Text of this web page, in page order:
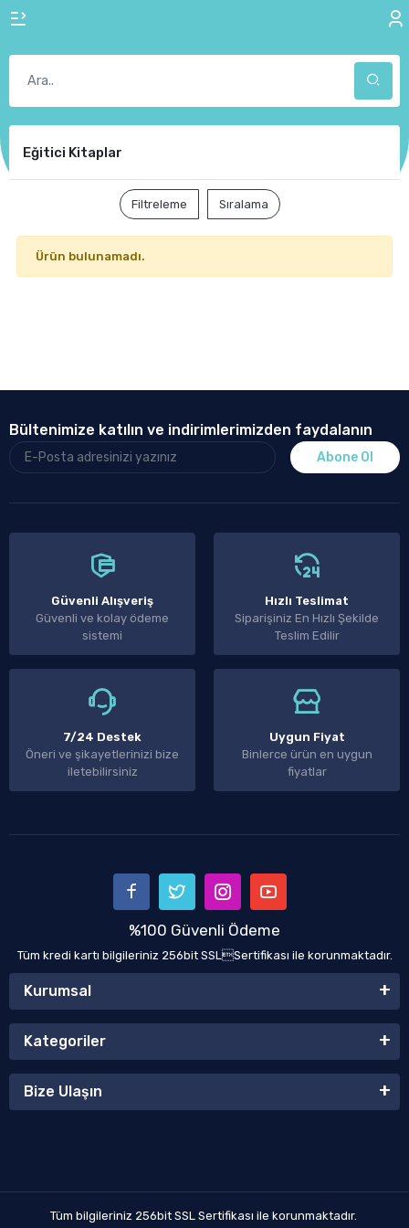
Eğitici Kitaplar
Filtreleme Sıralama
Ürün bulunamadı.
Bültenimize katılın ve indirimlerimizden faydalanın
Abone Ol
Güvenli Alışveriş
Güvenli ve kolay ödeme
sistemi
Hızlı Teslimat
Siparişiniz En Hızlı Şekilde
Teslim Edilir
7/24 Destek
Öneri ve şikayetlerinizi bize
iletebilirsiniz
Uygun Fiyat
Binlerce ürün en uygun
fiyatlar
%100 Güvenli Ödeme
Tüm kredi kartı bilgileriniz 256bit SSLSertifikası ile korunmaktadır.
Kurumsal
Kategoriler
Bize Ulaşın
Tüm bilgileriniz 256bit SSL Sertifikası ile korunmaktadır.